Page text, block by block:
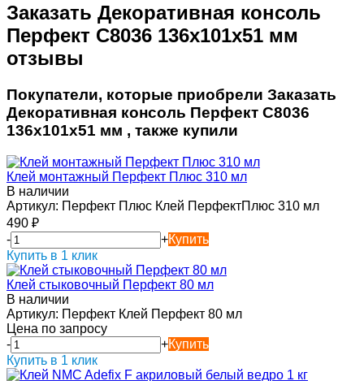
Заказать Декоративная консоль
Перфект C8036 136х101х51 мм
отзывы
Покупатели, которые приобрели Заказать
Декоративная консоль Перфект C8036
136х101х51 мм , также купили
Клей монтажный Перфект Плюс 310 мл
В наличии
Артикул: Перфект Плюс Клей ПерфектПлюс 310 мл
490 ₽
-
+Купить
Купить в 1 клик
Клей стыковочный Перфект 80 мл
В наличии
Артикул: Перфект Клей Перфект 80 мл
Цена по запросу
-
+Купить
Купить в 1 клик